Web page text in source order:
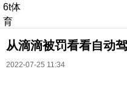
6t体
育
从滴滴被罚看看自动
2022-07-25 11:34